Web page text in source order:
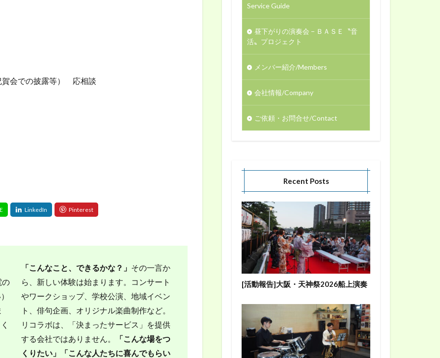
賀会での披露等） 応相談
の
「こんなこと、できるかな？」 その一言か
ら、新しい体験は始まります。コンサート
やワークショップ、学校公演、地域イベン
ト、俳句企画、オリジナル楽曲制作など。
リコラボは、「決まったサービス」を提供
する会社ではありません。
「こんな場をつ
くりたい」
「こんな人たちに喜んでもらい
Service Guide
昼下がりの演奏会 − ＢＡＳＥ〝音
活〟プロジェクト
メンバー紹介/Members
会社情報/Company
ご依頼・お問合せ/Contact
Recent Posts
[活動報告]大阪・天神祭2026船上演奏